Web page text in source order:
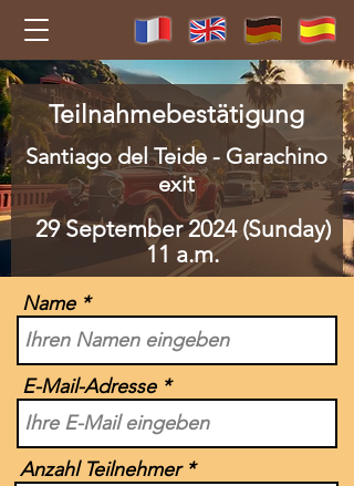
Teilnahmebestätigung
Santiago del Teide - Garachino
exit
29 September 2024 (Sunday)
11 a.m.
Name
E-Mail-Adresse
Anzahl Teilnehmer